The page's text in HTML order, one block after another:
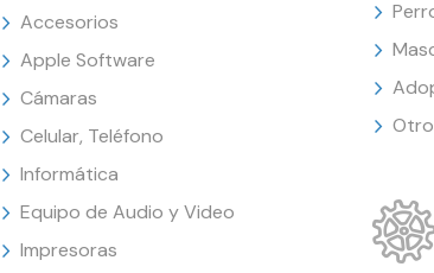
Accesorios
Apple Software
Cámaras
Celular, Teléfono
Informática
Equipo de Audio y Video
Impresoras